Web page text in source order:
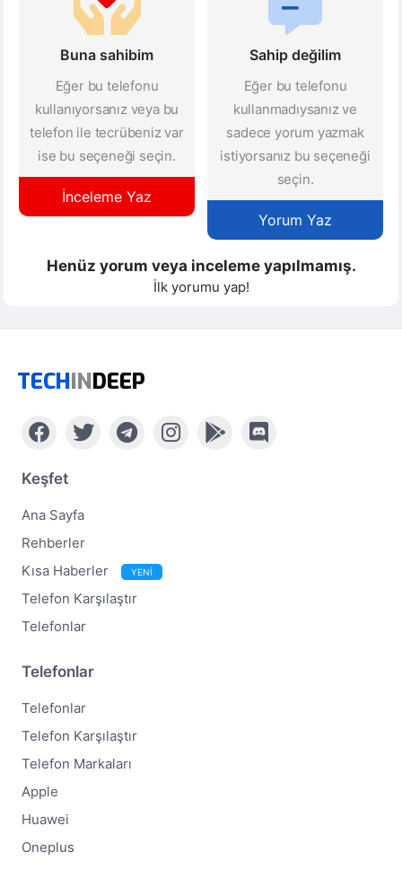
Buna sahibim
Eğer bu telefonu
kullanıyorsanız veya bu
telefon ile tecrübeniz var
ise bu seçeneği seçin.
İnceleme Yaz
Sahip değilim
Eğer bu telefonu
kullanmadıysanız ve
sadece yorum yazmak
istiyorsanız bu seçeneği
seçin.
Yorum Yaz
Henüz yorum veya inceleme yapılmamış.
İlk yorumu yap!
TECHINDEEP
Keşfet
Ana Sayfa
Rehberler
Kısa Haberler
YENİ
Telefon Karşılaştır
Telefonlar
Telefonlar
Telefonlar
Telefon Karşılaştır
Telefon Markaları
Apple
Huawei
Oneplus